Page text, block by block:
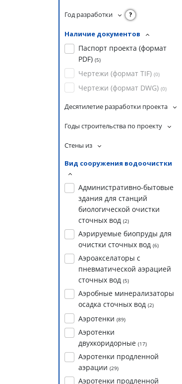
Год разработки ?
Наличие документов
Паспорт проекта (формат
PDF) (5)
Чертежи (формат TIF) (0)
Чертежи (формат DWG) (0)
Десятилетие разработки проекта
Годы строительства по проекту
Стены из
Вид сооружения водоочистки
Административно-бытовые
здания для станций
биологической очистки
сточных вод (2)
Аэрируемые биопруды для
очистки сточных вод (6)
Аэроакселаторы с
пневматической аэрацией
сточных вод (5)
Аэробные минерализаторы
осадка сточных вод (2)
Аэротенки (89)
Аэротенки
двухкоридорные (17)
Аэротенки продленной
аэрации (29)
Аэротенки продленной